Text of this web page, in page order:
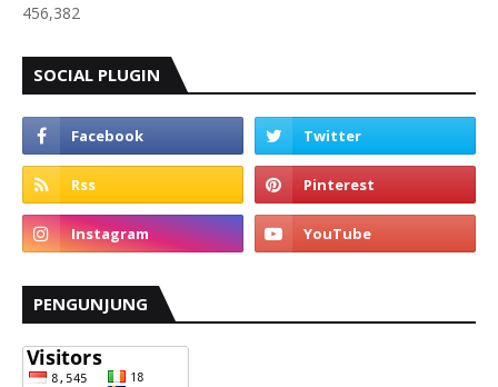
456,382
SOCIAL PLUGIN
PENGUNJUNG